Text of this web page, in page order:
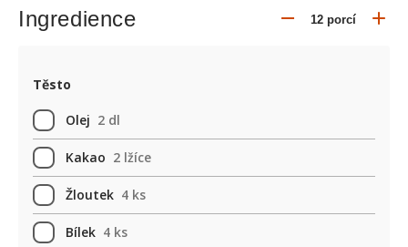
Ingredience
Těsto
Olej 2 dl
Kakao 2 lžíce
Žloutek 4 ks
Bílek 4 ks